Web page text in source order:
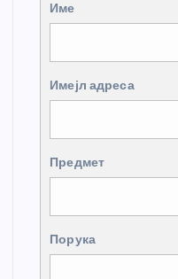
Име
Имејл адреса
Предмет
Порука